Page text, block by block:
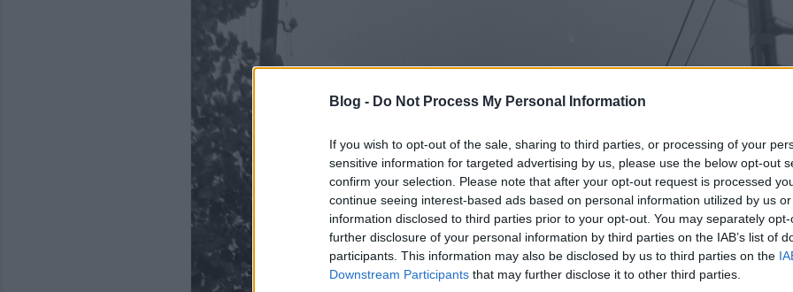
Blog - Do Not Process My Personal Information
If you wish to opt-out of the sale, sharing to third parties, or processing of your
sensitive information for targeted advertising by us, please use the below opt-out
confirm your selection. Please note that after your opt-out request is processed
continue seeing interest-based ads based on personal information utilized by us
information disclosed to third parties prior to your opt-out. You may separately
further disclosure of your personal information by third parties on the IAB’s list of
participants. This information may also be disclosed by us to third parties on the
Downstream Participants that may further disclose it to other third parties.